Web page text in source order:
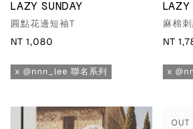
LAZY SUNDAY
圓點花邊短袖T
NT 1,080
x @nnn_lee 聯名系列
LAZY
麻棉
NT
x
OUT